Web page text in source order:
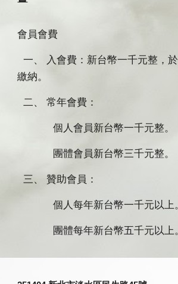
會員會費
一、 入會費：新台幣一千元整，
繳納。
二、 常年會費：
個人會員新台幣一千元整。
團體會員新台幣三千元整。
三、 贊助會員：
個人每年新台幣一千元以上
團體每年新台幣五千元以上